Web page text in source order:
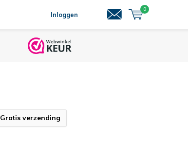
Inloggen
0
Gratis verzending